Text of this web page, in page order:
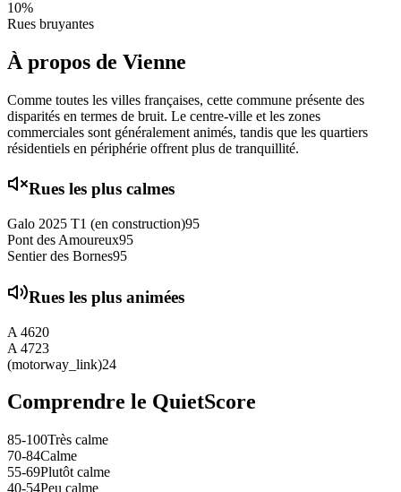
10%
Rues bruyantes
À propos de Vienne
Comme toutes les villes françaises, cette commune présente des
disparités en termes de bruit. Le centre-ville et les zones
commerciales sont généralement animés, tandis que les quartiers
résidentiels en périphérie offrent plus de tranquillité.
Rues les plus calmes
Galo 2025 T1 (en construction)95
Pont des Amoureux95
Sentier des Bornes95
Rues les plus animées
A 4620
A 4723
(motorway_link)24
Comprendre le QuietScore
85-100Très calme
70-84Calme
55-69Plutôt calme
40-54Peu calme